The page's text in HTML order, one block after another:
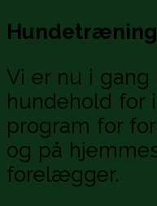
Vi er nu i
hundehold for
program for
og på
forelægger.